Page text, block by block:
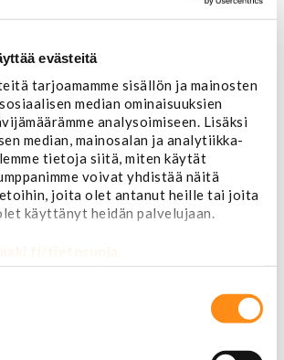
evästeitä
tarjoamamme sisällön ja mainosten
median ominaisuuksien
analysoimiseen. Lisäksi
median, mainosalan ja analytiikka-
tietoja siitä, miten käytät
voivat yhdistää näitä
joita olet antanut heille tai joita
käyttänyt heidän palvelujaan.
tietosuoja
ja ilmastointi
Etuvastukset
Kennot
Kompressorit ja osat
Käyttöpaneelit / kytkimet
Moottorit
Ilmastoinnin osat
Muut